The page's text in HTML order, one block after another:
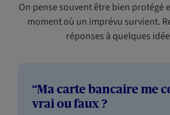
On pense souvent être bien protégé
moment où un imprévu survient.
réponses à quelques
“Ma carte bancaire me
vrai ou faux ?